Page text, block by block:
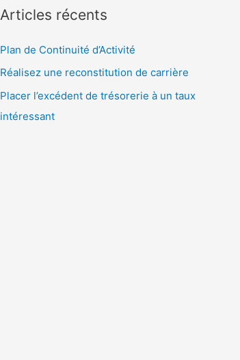
Articles récents
Plan de Continuité d’Activité
Réalisez une reconstitution de carrière
Placer l’excédent de trésorerie à un taux
intéressant